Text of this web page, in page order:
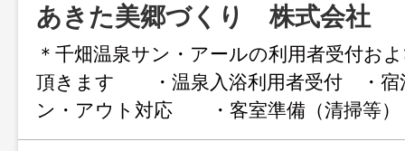
あきた美郷づくり 株式会社
＊千畑温泉サン・アールの利用者受付お
頂きます ・温泉入浴利用者受付 ・宿
ン・アウト対応 ・客室準備（清掃等
応 ・利用人数の集計 ・温泉施